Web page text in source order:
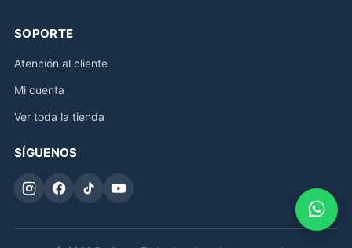
SOPORTE
Atención al cliente
Mi cuenta
Ver toda la tienda
SÍGUENOS